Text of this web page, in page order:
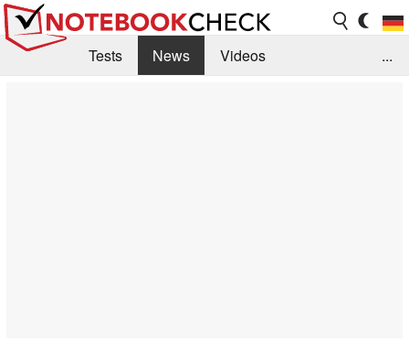
Tests News
Videos
...